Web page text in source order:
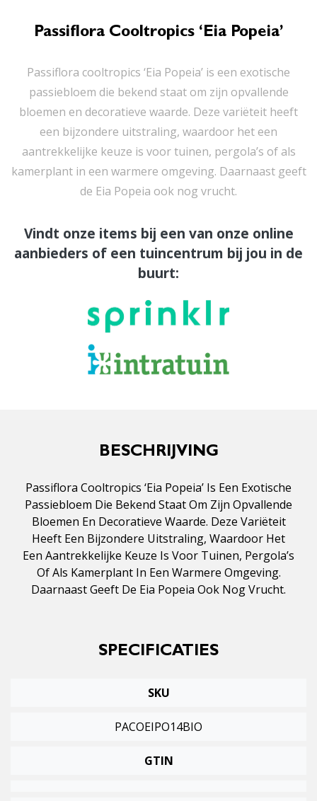
Passiflora Cooltropics ‘Eia Popeia’
Passiflora cooltropics ‘Eia Popeia’ is een exotische
passiebloem die bekend staat om zijn opvallende
bloemen en decoratieve waarde. Deze variëteit heeft
een bijzondere uitstraling, waardoor het een
aantrekkelijke keuze is voor tuinen, pergola’s of als
kamerplant in een warmere omgeving. Daarnaast geeft
de Eia Popeia ook nog vrucht.
Vindt onze items bij een van onze online
aanbieders of een tuincentrum bij jou in de
buurt:
BESCHRIJVING
Passiflora Cooltropics ‘Eia Popeia’ Is Een Exotische
Passiebloem Die Bekend Staat Om Zijn Opvallende
Bloemen En Decoratieve Waarde. Deze Variëteit
Heeft Een Bijzondere Uitstraling, Waardoor Het
Een Aantrekkelijke Keuze Is Voor Tuinen, Pergola’s
Of Als Kamerplant In Een Warmere Omgeving.
Daarnaast Geeft De Eia Popeia Ook Nog Vrucht.
SPECIFICATIES
SKU
PACOEIPO14BIO
GTIN